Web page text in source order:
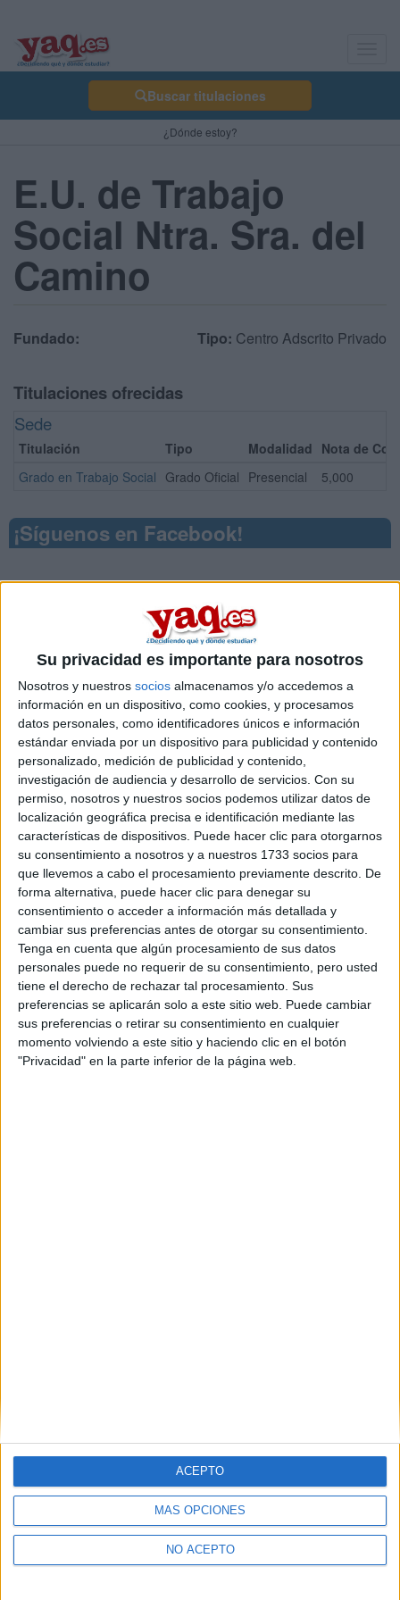
Su privacidad es importante para nosotros
Nosotros y nuestros socios almacenamos y/o accedemos a
información en un dispositivo, como cookies, y procesamos
datos personales, como identificadores únicos e información
estándar enviada por un dispositivo para publicidad y contenido
personalizado, medición de publicidad y contenido,
investigación de audiencia y desarrollo de servicios. Con su
permiso, nosotros y nuestros socios podemos utilizar datos de
localización geográfica precisa e identificación mediante las
características de dispositivos. Puede hacer clic para otorgarnos
su consentimiento a nosotros y a nuestros 1733 socios para
que llevemos a cabo el procesamiento previamente descrito. De
forma alternativa, puede hacer clic para denegar su
consentimiento o acceder a información más detallada y
cambiar sus preferencias antes de otorgar su consentimiento.
Tenga en cuenta que algún procesamiento de sus datos
personales puede no requerir de su consentimiento, pero usted
tiene el derecho de rechazar tal procesamiento. Sus
preferencias se aplicarán solo a este sitio web. Puede cambiar
sus preferencias o retirar su consentimiento en cualquier
momento volviendo a este sitio y haciendo clic en el botón
"Privacidad" en la parte inferior de la página web.
MÁS OPCIONES
NO ACEPTO
ACEPTO
Buscar titulaciones
¿Dónde estoy?
E.U. de Trabajo
Social Ntra. Sra. del
Camino
Fundado: Tipo: Centro Adscrito Privado
Titulaciones ofrecidas
Sede
Titulación Tipo Modalidad Nota de
Grado en Trabajo Social Grado Oficial Presencial 5,000
¡Síguenos en Facebook!
A 14 usuarios les interesa estudiar aquíVer todos
Mapa
24003 León
León
Ver todos los contactos
Principales cifras